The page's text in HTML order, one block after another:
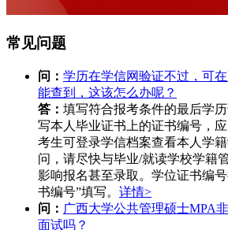
常见问题
问： 学历在学信网验证不过，可
能查到，这该怎么办呢？
答： 填写符合报考条件的最后学
写本人毕业证书上的证书编号，应
考生可登录学信档案查看本人学
问，请尽快与毕业/就读学校学籍
影响报名甚至录取。学位证书编
书编号”填写。 详情>
问： 广西大学公共管理硕士MPA
面试吗？